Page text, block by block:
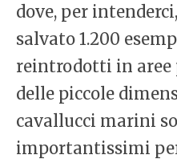
dove, per
salvato 1.200
reintrodotti in aree
delle piccole
cavallucci marini
importantissimi